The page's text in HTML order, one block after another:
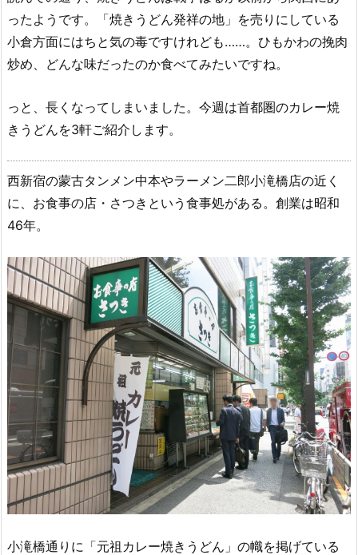
ったようです。「焼きうどん発祥の地」を売りにしている
小倉方面にはちと気の毒ですけれども……。ひもかわの挽肉
炒め、どんな味だったのか食べてみたいですね。
っと、長くなってしまいました。今週は首都圏のカレー焼
きうどんを3軒ご紹介します。
西新宿の蒙古タンメン中本やラーメン二郎小滝橋店の近く
に、お食事の店・さつきという食事処がある。創業は昭和
46年。
小滝橋通りに「元祖カレー焼きうどん」の幟を掲げている